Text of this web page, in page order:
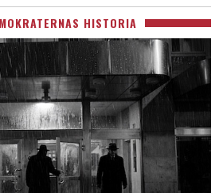
HISTORIA